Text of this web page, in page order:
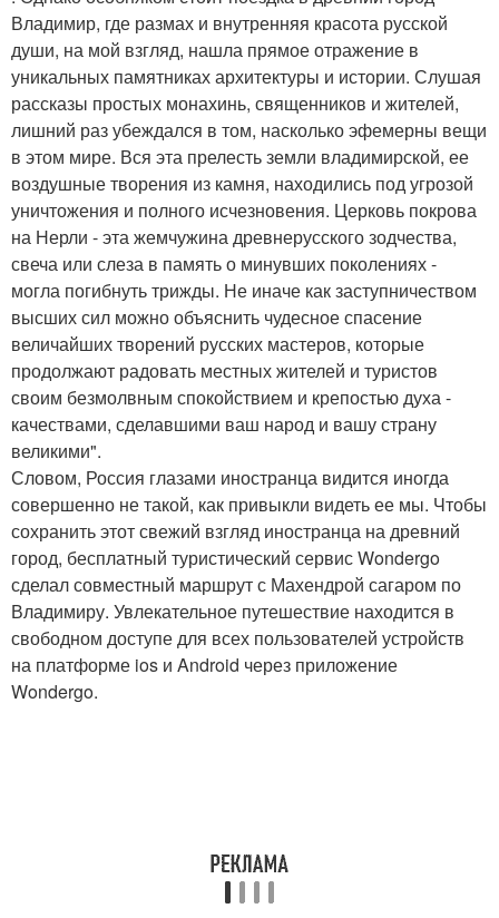
Владимир, где размах и внутренняя красота русской
души, на мой взгляд, нашла прямое отражение в
уникальных памятниках архитектуры и истории. Слушая
рассказы простых монахинь, священников и жителей,
лишний раз убеждался в том, насколько эфемерны вещи
в этом мире. Вся эта прелесть земли владимирской, ее
воздушные творения из камня, находились под угрозой
уничтожения и полного исчезновения. Церковь покрова
на Нерли - эта жемчужина древнерусского зодчества,
свеча или слеза в память о минувших поколениях -
могла погибнуть трижды. Не иначе как заступничеством
высших сил можно объяснить чудесное спасение
величайших творений русских мастеров, которые
продолжают радовать местных жителей и туристов
своим безмолвным спокойствием и крепостью духа -
качествами, сделавшими ваш народ и вашу страну
великими".
Словом, Россия глазами иностранца видится иногда
совершенно не такой, как привыкли видеть ее мы. Чтобы
сохранить этот свежий взгляд иностранца на древний
город, бесплатный туристический сервис Wondergo
сделал совместный маршрут с Махендрой сагаром по
Владимиру. Увлекательное путешествие находится в
свободном доступе для всех пользователей устройств
на платформе ios и Android через приложение
Wondergo.